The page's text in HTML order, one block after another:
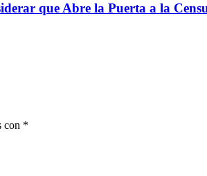
que Abre la Puerta a la
con *